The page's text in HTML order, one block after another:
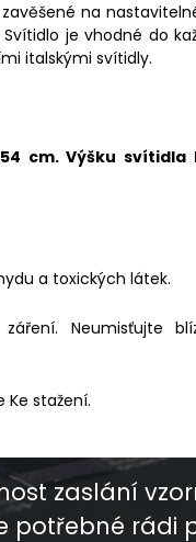
na
je vhodné do
italskými svítidly.
cm. Výšku svítidla
a toxických látek.
Neumisťujte
stažení.
zaslání
potřebné rádi